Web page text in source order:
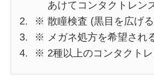
あけてコンタクトレン
※ 散瞳検査 (黒目を広げ
※ メガネ処方を希望され
※ 2種以上のコンタクト